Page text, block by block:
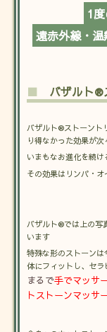
1
遠赤外線・
■ バザルト®
バザルト®ストーント
り得なかった効果が
いまもなお進化を続
その効果はリンパ・
バザルト®では上の写
います
特殊な形のストーン
体にフィットし、セラ
まるで手でマッサ
トストーンマッサ